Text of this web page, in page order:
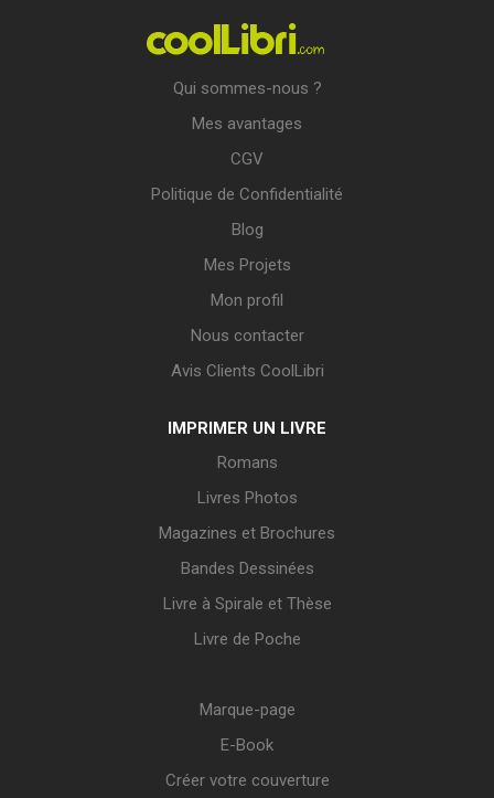
Qui sommes-nous ?
Mes avantages
CGV
Politique de Confidentialité
Blog
Mes Projets
Mon profil
Nous contacter
Avis Clients CoolLibri
IMPRIMER UN LIVRE
Romans
Livres Photos
Magazines et Brochures
Bandes Dessinées
Livre à Spirale et Thèse
Livre de Poche
Marque-page
E-Book
Créer votre couverture